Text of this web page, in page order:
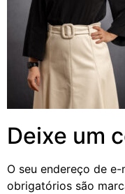
Deixe um
O seu endereço de
obrigatórios são